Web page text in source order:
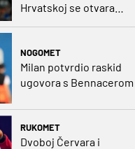
Hrvatskoj se otvara
NOGOMET
Milan potvrdio raskid
ugovora s Bennacerom
RUKOMET
Dvoboj Červara i